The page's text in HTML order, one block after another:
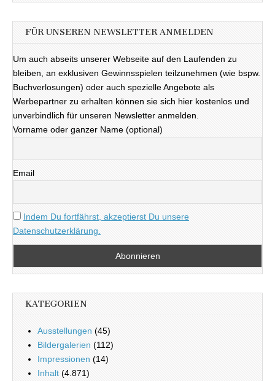
FÜR UNSEREN NEWSLETTER ANMELDEN
Um auch abseits unserer Webseite auf den Laufenden zu
bleiben, an exklusiven Gewinnsspielen teilzunehmen (wie bspw.
Buchverlosungen) oder auch spezielle Angebote als
Werbepartner zu erhalten können sie sich hier kostenlos und
unverbindlich für unseren Newsletter anmelden.
Vorname oder ganzer Name (optional)
Email
Indem Du fortfährst, akzeptierst Du unsere
Datenschutzerklärung.
KATEGORIEN
Ausstellungen (45)
Bildergalerien (112)
Impressionen (14)
Inhalt (4.871)